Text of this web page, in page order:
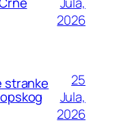
2026
stranke
25
Jula,
2026